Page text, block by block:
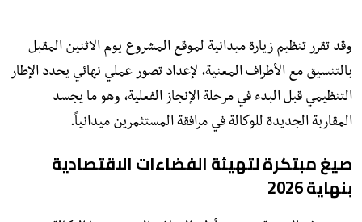
وقد تقرر تنظيم زيارة ميدانية لموقع المشروع يوم الاثنين المقبل
بالتنسيق مع الأطراف المعنية، لإعداد تصور عملي نهائي يحدد الإطار
التنظيمي قبل البدء في مرحلة الإنجاز الفعلية، وهو ما يجسد
المقاربة الجديدة للوكالة في مرافقة المستثمرين ميدانياً.
صيغ مبتكرة لتهيئة الفضاءات الاقتصادية
بنهاية 2026